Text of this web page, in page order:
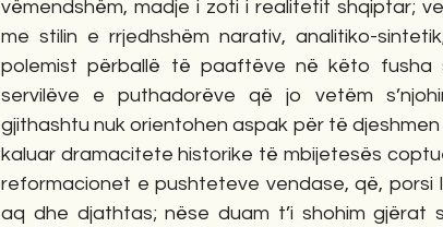
vëmendshëm, madje i zoti i realitetit shqiptar;
me stilin e rrjedhshëm narativ, analitiko-
polemist përballë të paaftëve në këto fusha
servilëve e puthadorëve që jo vetëm
gjithashtu nuk orientohen aspak për të
kaluar dramacitete historike të mbijetesës
reformacionet e pushteteve vendase, që, porsi
aq dhe djathtas; nëse duam t’i shohim